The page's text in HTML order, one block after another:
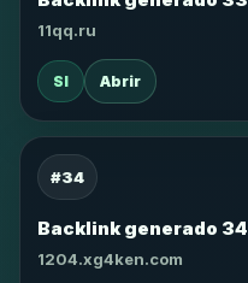
11qq.ru
SI Abrir
#34
Backlink generado 34
1204.xg4ken.com